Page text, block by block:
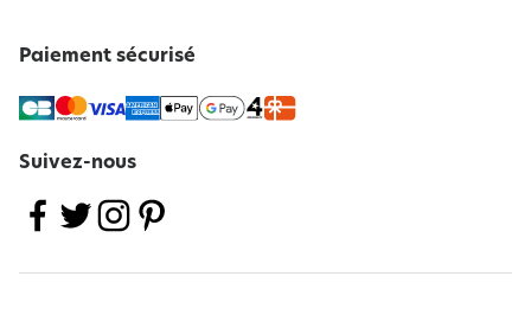
Paiement sécurisé
Suivez-nous